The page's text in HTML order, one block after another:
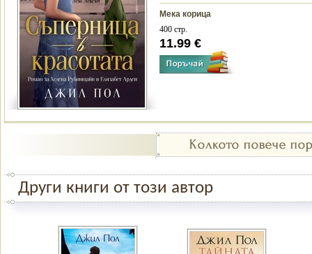
Мека корица
400 стр.
11.99 €
Други книги от този автор